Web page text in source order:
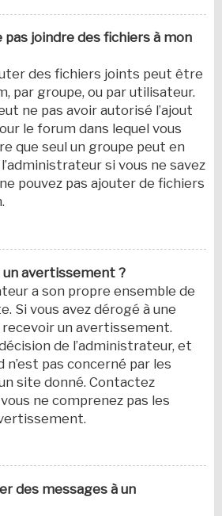
pas joindre des fichiers à mon
des fichiers joints peut être
par groupe, ou par utilisateur.
ne pas avoir autorisé l’ajout
le forum dans lequel vous
que seul un groupe peut en
si vous ne savez
pouvez pas ajouter de fichiers
un avertissement ?
a son propre ensemble de
Si vous avez dérogé à une
recevoir un avertissement.
de l’administrateur, et
pas concerné par les
site donné. Contactez
ne comprenez pas les
des messages à un